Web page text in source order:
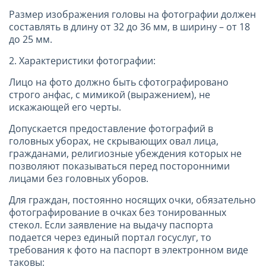
Размер изображения головы на фотографии должен
составлять в длину от 32 до 36 мм, в ширину – от 18
до 25 мм.
2. Характеристики фотографии:
Лицо на фото должно быть сфотографировано
строго анфас, с мимикой (выражением), не
искажающей его черты.
Допускается предоставление фотографий в
головных уборах, не скрывающих овал лица,
гражданами, религиозные убеждения которых не
позволяют показываться перед посторонними
лицами без головных уборов.
Для граждан, постоянно носящих очки, обязательно
фотографирование в очках без тонированных
стекол. Если заявление на выдачу паспорта
подается через единый портал госуслуг, то
требования к фото на паспорт в электронном виде
таковы: